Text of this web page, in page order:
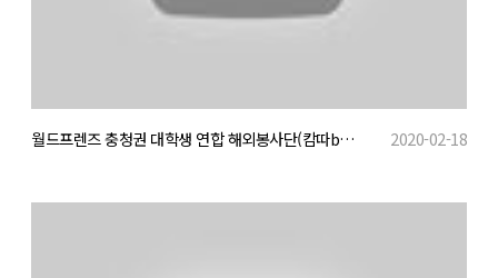
월드프렌즈 충청권 대학생 연합 해외봉사단(캄따b아) 활동 영상 2020-02-18